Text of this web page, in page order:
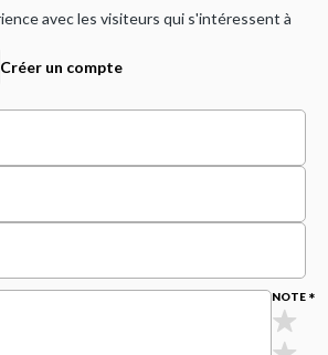
avec les visiteurs qui s'intéressent à
Créer un compte
NOTE